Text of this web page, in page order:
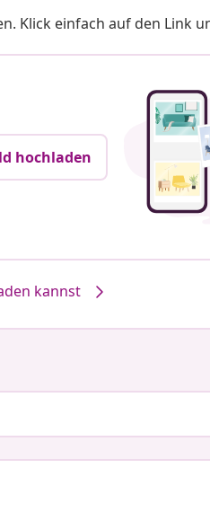
Klick einfach auf den Link
hochladen
kannst